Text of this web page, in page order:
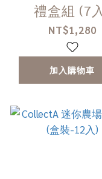
禮盒組 (7
NT$1,280
加入購物車